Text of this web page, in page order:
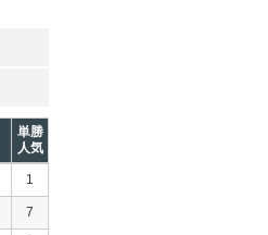
単勝
人気
1
7